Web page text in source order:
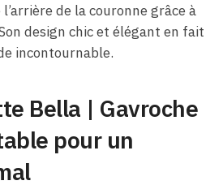
de la couronne grâce à
design chic et élégant en fait
incontournable.
Bella | Gavroche
pour un